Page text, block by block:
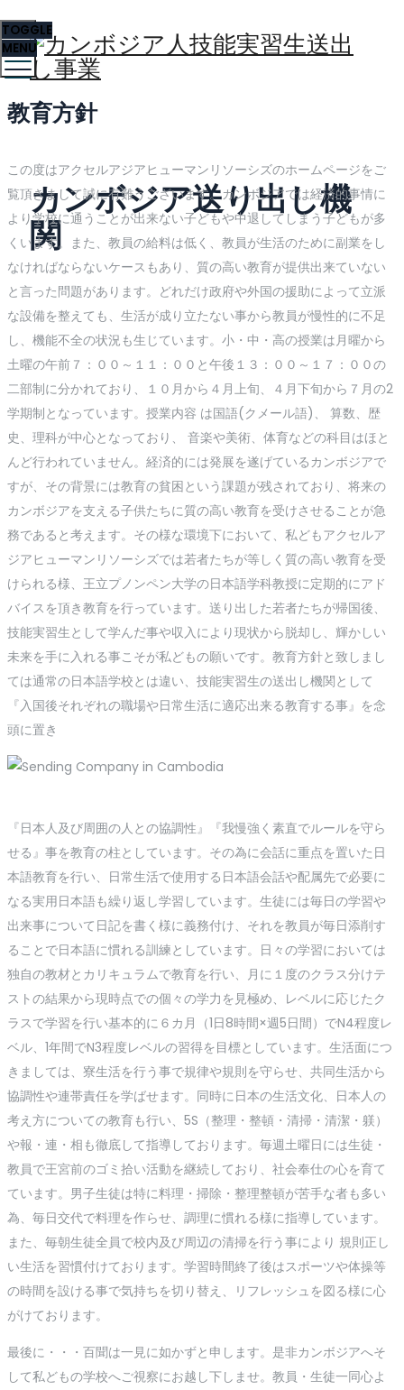
カンボジア送り出し機
関
TOGGLE
MENU
教育方針
この度はアクセルアジアヒューマンリソーシズのホームページをご
覧頂きまして誠に有難うございます。カンボジアでは経済的事情に
より学校に通うことが出来ない子どもや中退してしまう子どもが多
くいます。また、教員の給料は低く、教員が生活のために副業をし
なければならないケースもあり、質の高い教育が提供出来ていない
と言った問題があります。どれだけ政府や外国の援助によって立派
な設備を整えても、生活が成り立たない事から教員が慢性的に不足
し、機能不全の状況も生じています。小・中・高の授業は月曜から
土曜の午前７：００～１１：００と午後１３：００～１７：００の
二部制に分かれており、１０月から４月上旬、４月下旬から７月の2
学期制となっています。授業内容 は国語(クメール語)、 算数、歴
史、理科が中心となっており、 音楽や美術、体育などの科目はほと
んど行われていません。経済的には発展を遂げているカンボジアで
すが、その背景には教育の貧困という課題が残されており、将来の
カンボジアを支える子供たちに質の高い教育を受けさせることが急
務であると考えます。その様な環境下において、私どもアクセルア
ジアヒューマンリソーシズでは若者たちが等しく質の高い教育を受
けられる様、王立プノンペン大学の日本語学科教授に定期的にアド
バイスを頂き教育を行っています。送り出した若者たちが帰国後、
技能実習生として学んだ事や収入により現状から脱却し、輝かしい
未来を手に入れる事こそが私どもの願いです。教育方針と致しまし
ては通常の日本語学校とは違い、技能実習生の送出し機関として
『入国後それぞれの職場や日常生活に適応出来る教育する事』を念
頭に置き
『日本人及び周囲の人との協調性』『我慢強く素直でルールを守ら
せる』事を教育の柱としています。その為に会話に重点を置いた日
本語教育を行い、日常生活で使用する日本語会話や配属先で必要に
なる実用日本語も繰り返し学習しています。生徒には毎日の学習や
出来事について日記を書く様に義務付け、それを教員が毎日添削す
ることで日本語に慣れる訓練としています。日々の学習においては
独自の教材とカリキュラムで教育を行い、月に１度のクラス分けテ
ストの結果から現時点での個々の学力を見極め、レベルに応じたク
ラスで学習を行い基本的に６カ月（1日8時間×週5日間）でN4程度レ
ベル、1年間でN3程度レベルの習得を目標としています。生活面につ
きましては、寮生活を行う事で規律や規則を守らせ、共同生活から
協調性や連帯責任を学ばせます。同時に日本の生活文化、日本人の
考え方についての教育も行い、5S（整理・整頓・清掃・清潔・躾）
や報・連・相も徹底して指導しております。毎週土曜日には生徒・
教員で王宮前のゴミ拾い活動を継続しており、社会奉仕の心を育て
ています。男子生徒は特に料理・掃除・整理整頓が苦手な者も多い
為、毎日交代で料理を作らせ、調理に慣れる様に指導しています。
また、毎朝生徒全員で校内及び周辺の清掃を行う事により 規則正し
い生活を習慣付けております。学習時間終了後はスポーツや体操等
の時間を設ける事で気持ちを切り替え、リフレッシュを図る様に心
がけております。
最後に・・・百聞は一見に如かずと申します。是非カンボジアへそ
して私どもの学校へご視察にお越し下しませ。教員・生徒一同心よ